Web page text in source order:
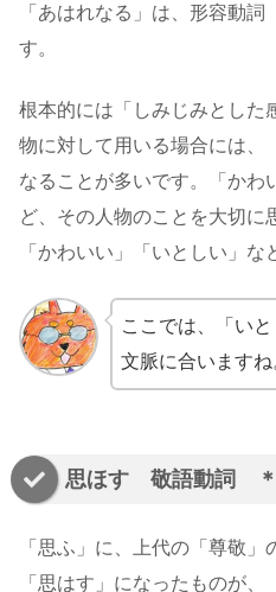
「あはれなる」は、形容動
す。
根本的には「しみじみとした
物に対して用いる場合には、
なることが多いです。「かわ
ど、その人物のことを大切に
「かわいい」「いとしい」な
ここでは、「い
文脈に合いますね
思ほす 敬語動詞
「思ふ」に、上代の「尊敬」
「思はす」になったものが